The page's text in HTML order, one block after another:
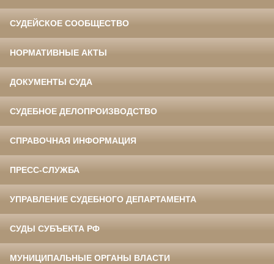
СУДЕЙСКОЕ СООБЩЕСТВО
НОРМАТИВНЫЕ АКТЫ
ДОКУМЕНТЫ СУДА
СУДЕБНОЕ ДЕЛОПРОИЗВОДСТВО
СПРАВОЧНАЯ ИНФОРМАЦИЯ
ПРЕСС-СЛУЖБА
УПРАВЛЕНИЕ СУДЕБНОГО ДЕПАРТАМЕНТА
СУДЫ СУБЪЕКТА РФ
МУНИЦИПАЛЬНЫЕ ОРГАНЫ ВЛАСТИ